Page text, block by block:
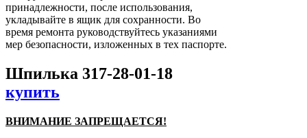
принадлежности, после использования,
укладывайте в ящик для сохранности. Во
время ремонта руководствуйтесь указаниями
мер безопасности, изложенных в тех паспорте.
Шпилька 317-28-01-18
купить
ВНИМАНИЕ ЗАПРЕЩАЕТСЯ!